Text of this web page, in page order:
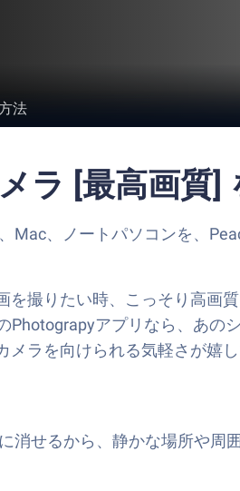
法
ラ [最高画質]
Mac、ノートパソコンを、
を撮りたい時、こっそり高画
Photograpyアプリなら、あの
メラを向けられる気軽さが嬉し
消せるから、静かな場所や周